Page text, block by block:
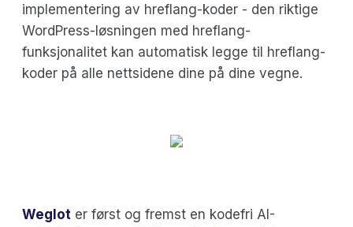
implementering av hreflang-koder - den riktige
WordPress-løsningen med hreflang-
funksjonalitet kan automatisk legge til hreflang-
koder på alle nettsidene dine på dine vegne.
Weglot er først og fremst en kodefri AI-